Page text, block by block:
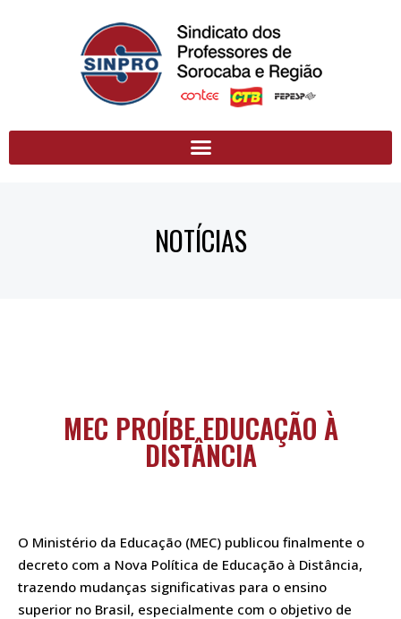
NOTÍCIAS
MEC PROÍBE EDUCAÇÃO À
DISTÂNCIA
O Ministério da Educação (MEC) publicou finalmente o
decreto com a Nova Política de Educação à Distância,
trazendo mudanças significativas para o ensino
superior no Brasil, especialmente com o objetivo de